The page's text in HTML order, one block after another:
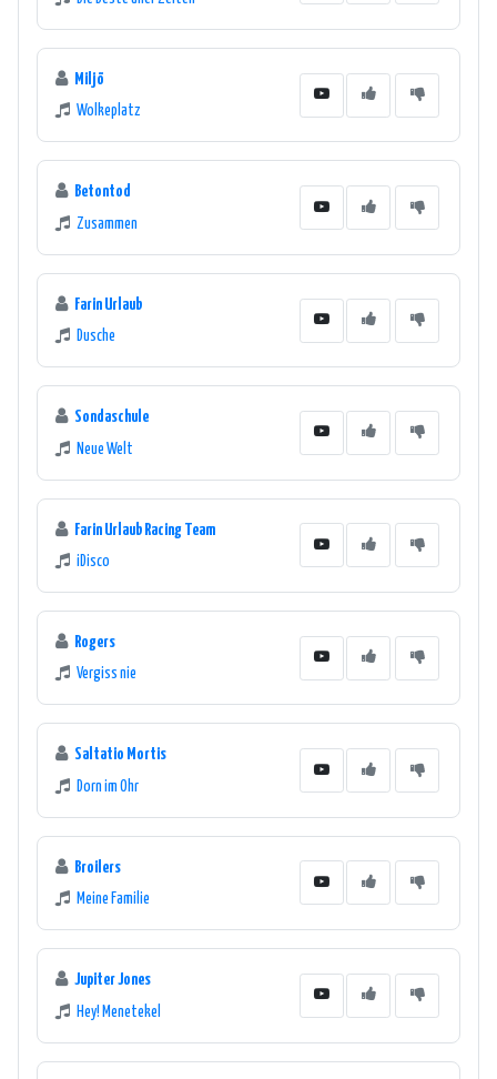
Miljö
Wolkeplatz
Betontod
Zusammen
Farin Urlaub
Dusche
Sondaschule
Neue Welt
Farin Urlaub Racing Team
iDisco
Rogers
Vergiss nie
Saltatio Mortis
Dorn im Ohr
Broilers
Meine Familie
Jupiter Jones
Hey! Menetekel